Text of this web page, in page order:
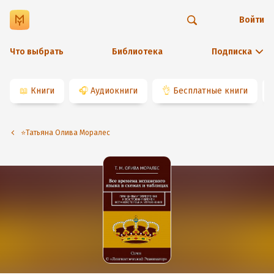
Что выбрать Библиотека Подписка
Войти
📖 Книги 🎧 Аудиокниги 👌 Бесплатные книги
⭐️Татьяна Олива Моралес